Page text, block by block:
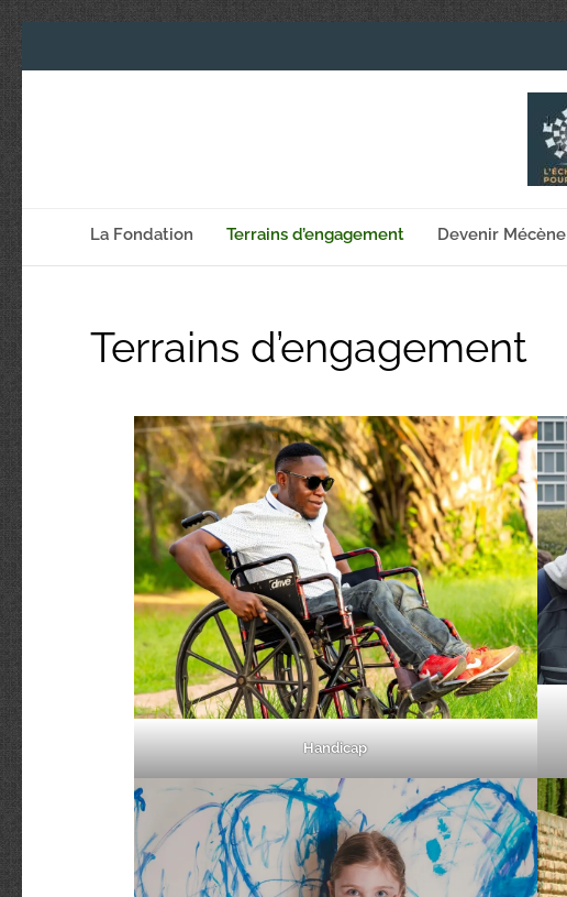
La Fondation Terrains d’engagement Devenir Mécène
Terrains d’engagement
Handicap